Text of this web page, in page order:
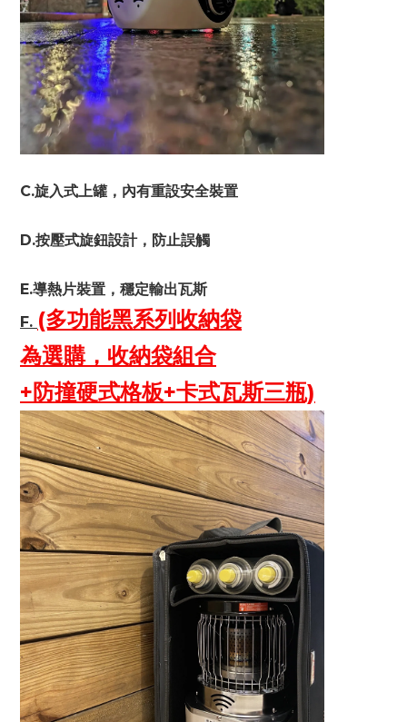
C.旋入式上罐，內有重設安全裝置
D.按壓式旋鈕設計，防止誤觸
E.導熱片裝置，穩定輸出瓦斯
F. (多功能黑系列收納袋
為選購，收納袋組合
+防撞硬式格板+卡式瓦斯三瓶)